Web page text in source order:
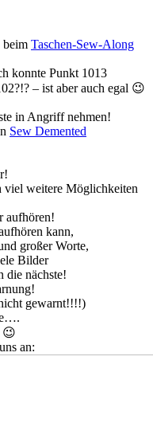
beim Taschen-Sew-Along
konnte Punkt 1013
– ist aber auch egal 😉
in Angriff nehmen!
Sew Demented
viel weitere Möglichkeiten
aufhören!
kann,
großer Worte,
Bilder
die nächste!
gewarnt!!!!)
an: